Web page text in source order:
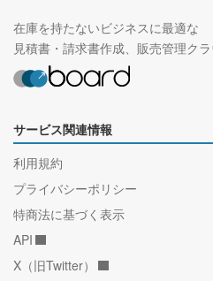
在庫を持たないビジネスに最適な
見積書・請求書作成、販売管理ク
サービス関連情報
利用規約
プライバシーポリシー
特商法に基づく表示
API
X（旧Twitter）